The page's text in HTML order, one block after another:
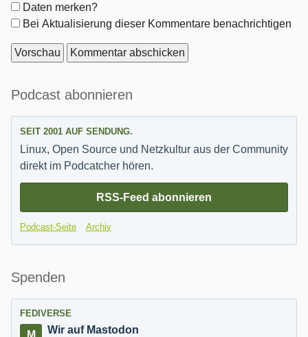
Formular-
Optionen
Daten merken?
Bei Aktualisierung dieser Kommentare benachrichtigen
Seitenleiste
Podcast abonnieren
SEIT 2001 AUF SENDUNG.
Linux, Open Source und Netzkultur aus der Community
direkt im Podcatcher hören.
RSS-Feed abonnieren
Podcast-Seite Archiv
Spenden
FEDIVERSE
Wir auf Mastodon